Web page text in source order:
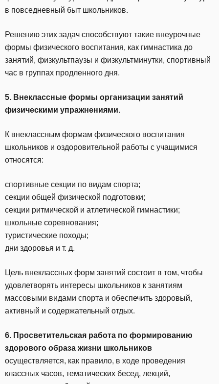
в повседневный быт школьников.
Решению этих задач способствуют такие внеурочные
формы физического воспитания, как гимнастика до
занятий, физкультпаузы и физкультминутки, спортивный
час в группах продленного дня.
5. Внеклассные формы организации занятий
физическими упражнениями.
К внеклассным формам физического воспитания
школьников и оздоровительной работы с учащимися
относятся:
спортивные секции по видам спорта;
секции общей физической подготовки;
секции ритмической и атлетической гимнастики;
школьные соревнования;
туристические походы;
дни здоровья и т. д.
Цель внеклассных форм занятий состоит в том, чтобы
удовлетворять интересы школьников к занятиям
массовыми видами спорта и обеспечить здоровый,
активный и содержательный отдых.
6. Просветительская работа по формированию
здорового образа жизни школьников
осуществляется, как правило, в ходе проведения
классных часов, тематических бесед, лекций,